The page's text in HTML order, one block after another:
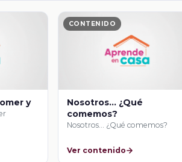
y
CONTENIDO
Nosotros… ¿Qué
comemos?
Nosotros… ¿Qué comemos?
Ver contenido